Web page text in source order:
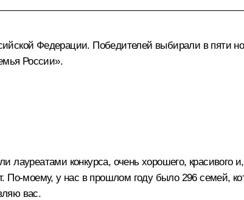
Федерации. Победителей выбирали в пяти
России».
конкурса, очень хорошего, красивого
По-моему, у нас в прошлом году было 296 семей,
вас.